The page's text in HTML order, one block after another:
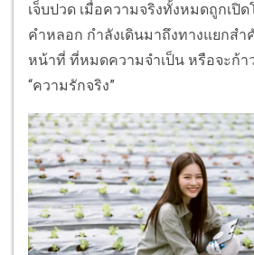
เจ็บปวด เมื่อความจริงทั้งหมดถูกเปิ
คำหลอก กำลังเดินมาถึงทางแยกส
หน้าที่ ที่หมดความจำเป็น หรือจะก้า
“ความรักจริง”